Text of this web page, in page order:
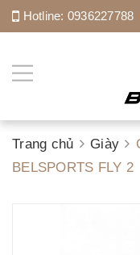
Hotline: 0936227788
Trang chủ Giày
BELSPORTS FLY 2